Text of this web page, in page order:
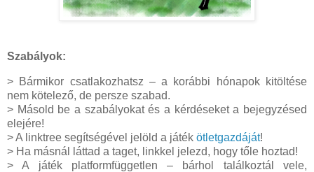
Szabályok:
> Bármikor csatlakozhatsz – a korábbi hónapok kitöltése
nem kötelező, de persze szabad.
> Másold be a szabályokat és a kérdéseket a bejegyzésed
elejére!
> A linktree segítségével jelöld a játék ötletgazdáját!
> Ha másnál láttad a taget, linkkel jelezd, hogy tőle hoztad!
> A játék platformfüggetlen – bárhol találkoztál vele,